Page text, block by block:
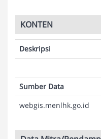
KONTEN
Deskripsi
Sumber Data
webgis.menlhk.go.id